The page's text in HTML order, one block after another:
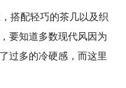
搭配轻巧的茶几以及织
要知道多数现代风因为
过多的冷硬感，而这里